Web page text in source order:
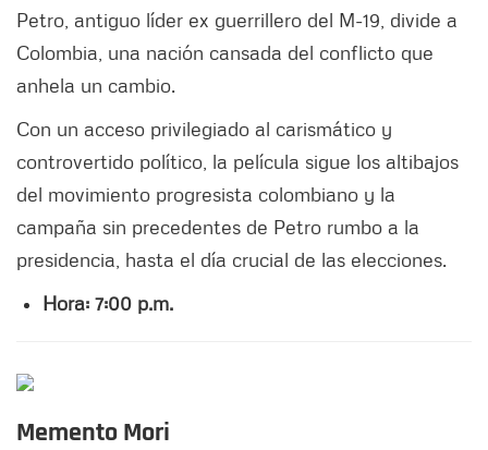
Petro, antiguo líder ex guerrillero del M-19, divide a
Colombia, una nación cansada del conflicto que
anhela un cambio.
Con un acceso privilegiado al carismático y
controvertido político, la película sigue los altibajos
del movimiento progresista colombiano y la
campaña sin precedentes de Petro rumbo a la
presidencia, hasta el día crucial de las elecciones.
Hora: 7:00 p.m.
Memento Mori